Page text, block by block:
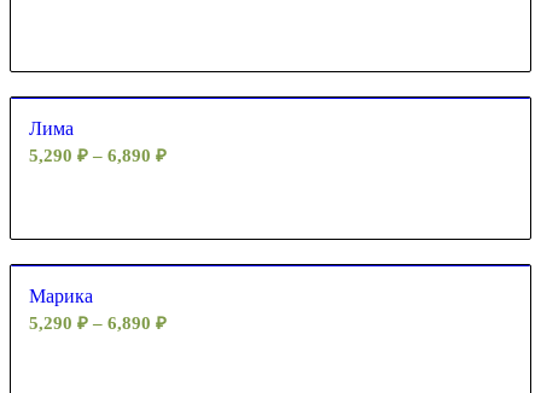
Лима
5,290 ₽ – 6,890 ₽
Марика
5,290 ₽ – 6,890 ₽